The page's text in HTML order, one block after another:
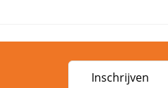
Inschrijven